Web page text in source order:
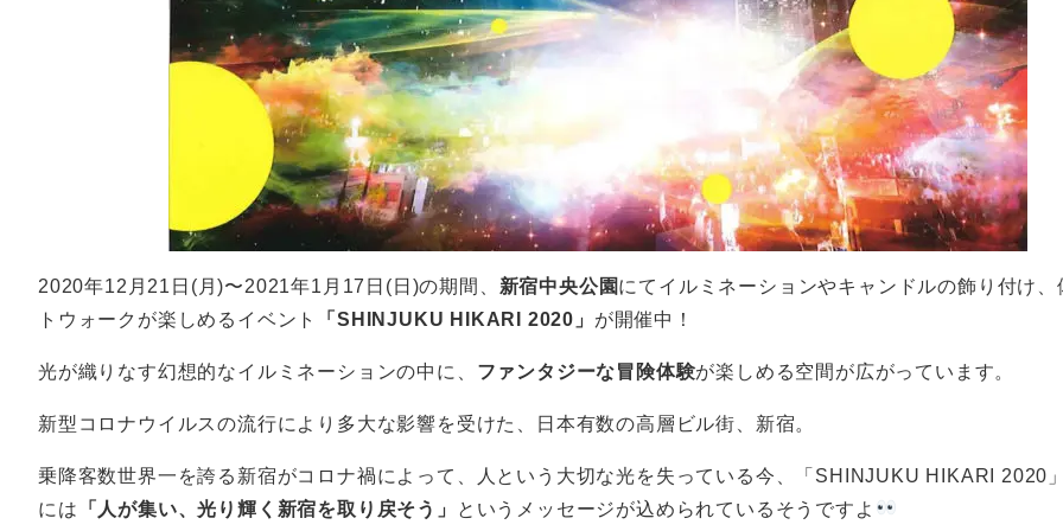
2020年12月21日(月)〜2021年1月17日(日)の期間、 新宿中央公園にてイルミネーションやキャンドルの飾り付け、
トウォークが楽しめるイベント
「SHINJUKU HIKARI 2020」 が開催中！
光が織りなす幻想的なイルミネーションの中に、 ファンタジーな冒険体験が楽しめる空間が広がっています。
新型コロナウイルスの流行により多大な影響を受けた、日本有数の高層ビル街、新宿。
乗降客数世界一を誇る新宿がコロナ禍によって、人という大切な光を失っている今、「SHINJUKU HIKARI 2020
には 「人が集い、光り輝く新宿を取り戻そう」 というメッセージが込められているそうですよ